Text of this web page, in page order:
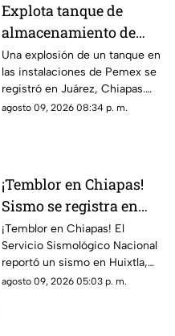
Explota tanque de
almacenamiento de
hidrocarburo de Pemex
en Chiapas
Una explosión de un tanque en
las instalaciones de Pemex se
registró en Juárez, Chiapas.
Entérate de los detalles y el
agosto 09, 2026 08:34 p. m.
¡Temblor en Chiapas!
Sismo se registra en
Huixtla HOY: epicentro
y magnitud
¡Temblor en Chiapas! El
Servicio Sismológico Nacional
reportó un sismo en Huixtla,
Chiapas. Aquí te contamos
agosto 09, 2026 05:03 p. m.